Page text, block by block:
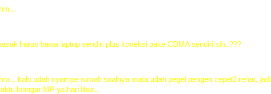
harus bawa laptop sendiri plus koneksi pake CDMA sendiri sih..???
kalo udah nyampe rumah soalnya mata udah pegel pengen cepet2 rehat, jadi
lonngar MP ya hari libur..